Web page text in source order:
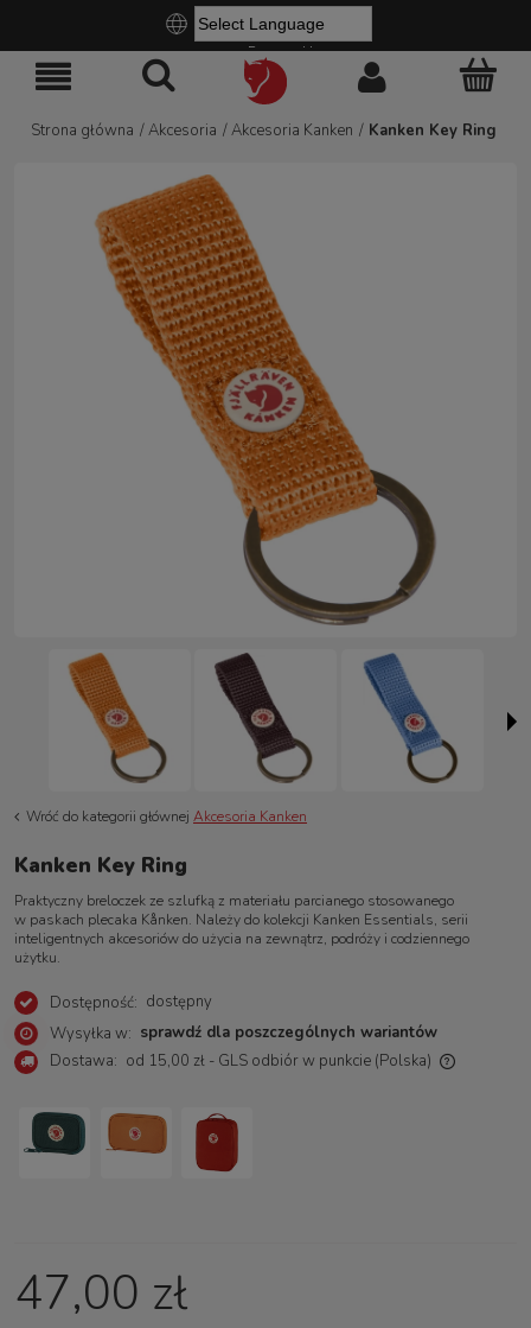
Powered by
Strona główna /Akcesoria /Akcesoria Kanken / Kanken Key Ring
Wróć do kategorii głównej Akcesoria Kanken
Kanken Key Ring
Praktyczny breloczek ze szlufką z materiału parcianego stosowanego
w paskach plecaka Kånken. Należy do kolekcji Kanken Essentials, serii
inteligentnych akcesoriów do użycia na zewnątrz, podróży i codziennego
użytku.
Dostępność: dostępny
Wysyłka w: sprawdź dla poszczególnych wariantów
Dostawa: od 15,00 zł - GLS odbiór w punkcie (Polska)
47,00 zł